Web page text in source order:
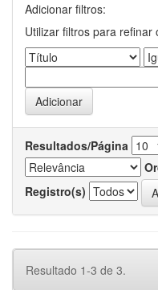
Adicionar filtros:
Utilizar filtros para refinar
Resultados/Página
Registro(s)
Resultado 1-3 de 3.